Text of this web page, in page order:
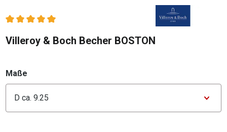
Durchschnittliche Bewertung von 5 von 5 Sternen
Villeroy & Boch Becher BOSTON
Maße